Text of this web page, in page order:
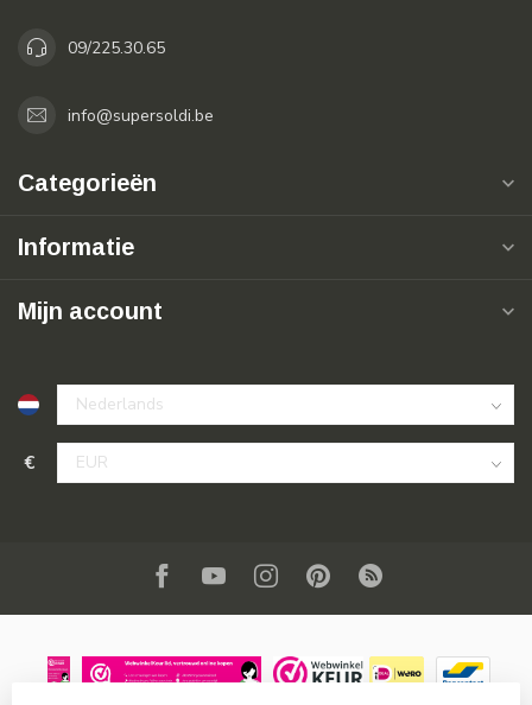
09/225.30.65
info@supersoldi.be
Categorieën
Informatie
Mijn account
€